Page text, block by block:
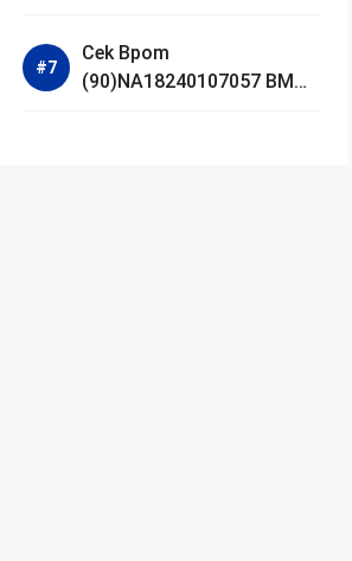
De Parfum
Cek Bpom
(90)NA18240107057 BMG